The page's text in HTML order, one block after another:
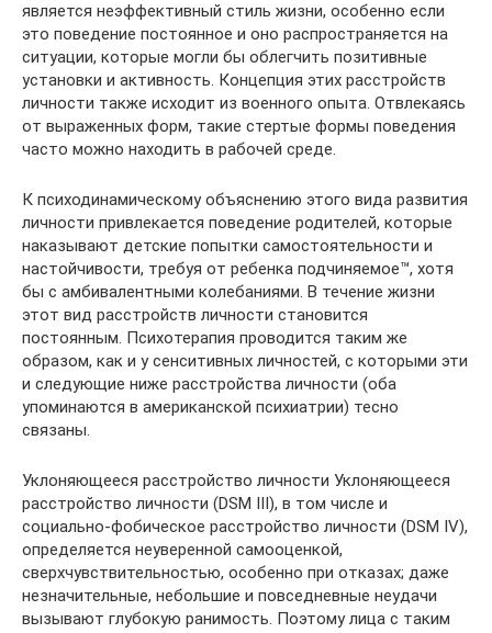
является неэффективный стиль жизни, особенно если
это поведение постоянное и оно распространяется на
ситуации, которые могли бы облегчить позитивные
установки и активность. Концепция этих расстройств
личности также исходит из военного опыта. Отвлекаясь
от выраженных форм, такие стертые формы поведения
часто можно находить в рабочей среде.
К психодинамическому объяснению этого вида развития
личности привлекается поведение родителей, которые
наказывают детские попытки самостоятельности и
настойчивости, требуя от ребенка подчиняемое™, хотя
бы с амбивалентными колебаниями. В течение жизни
этот вид расстройств личности становится
постоянным. Психотерапия проводится таким же
образом, как и у сенситивных личностей, с которыми эти
и следующие ниже расстройства личности (оба
упоминаются в американской психиатрии) тесно
связаны.
Уклоняющееся расстройство личности Уклоняющееся
расстройство личности (DSM III), в том числе и
социально-фобическое расстройство личности (DSM IV),
определяется неуверенной самооценкой,
сверхчувствительностью, особенно при отказах; даже
незначительные, небольшие и повседневные неудачи
вызывают глубокую ранимость. Поэтому лица с таким